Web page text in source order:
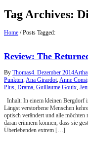
Tag Archives:
Home /Posts Tagged:
Review: The
By Thomas4. Dezember 2014
Punkten,Ana Girardot,Anne
Plus, Drama, Guillaume Gouix,
Inhalt: In einem kleinen Bergdorf
Längst verstorbene Menschen
optisch verändert und alle
daran erinnern können, dass sie
Überlebenden extrem […]